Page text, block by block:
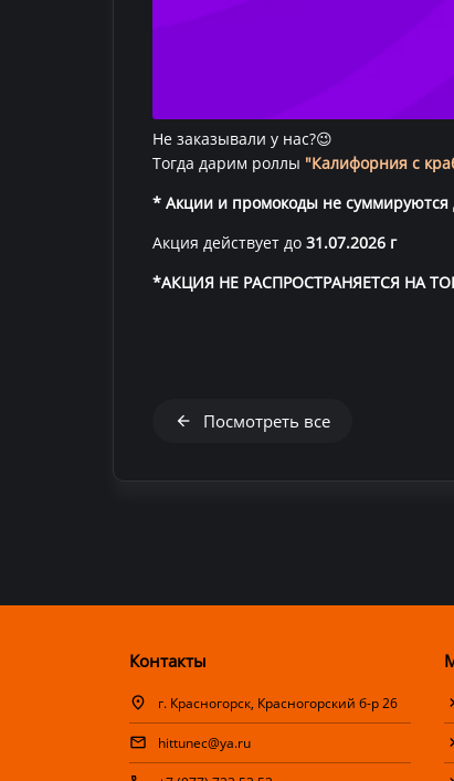
Не заказывали у нас?😉
Тогда дарим роллы "Калифорния с
* Акции и промокоды не суммируются
Акция действует до 31.07.2026 г
*АКЦИЯ НЕ РАСПРОСТРАНЯЕТСЯ НА
Посмотреть все
Контакты
г. Красногорск, Красногорский б-р 26
hittunec@ya.ru